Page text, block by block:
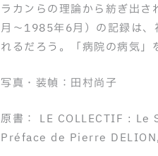
ラカンらの理論から紡ぎ出
月〜1985年6月）の記録は、
れるだろう。「病院の病気」
写真・装幀：田村尚子
原書： LE COLLECTIF :
Préface de Pierre